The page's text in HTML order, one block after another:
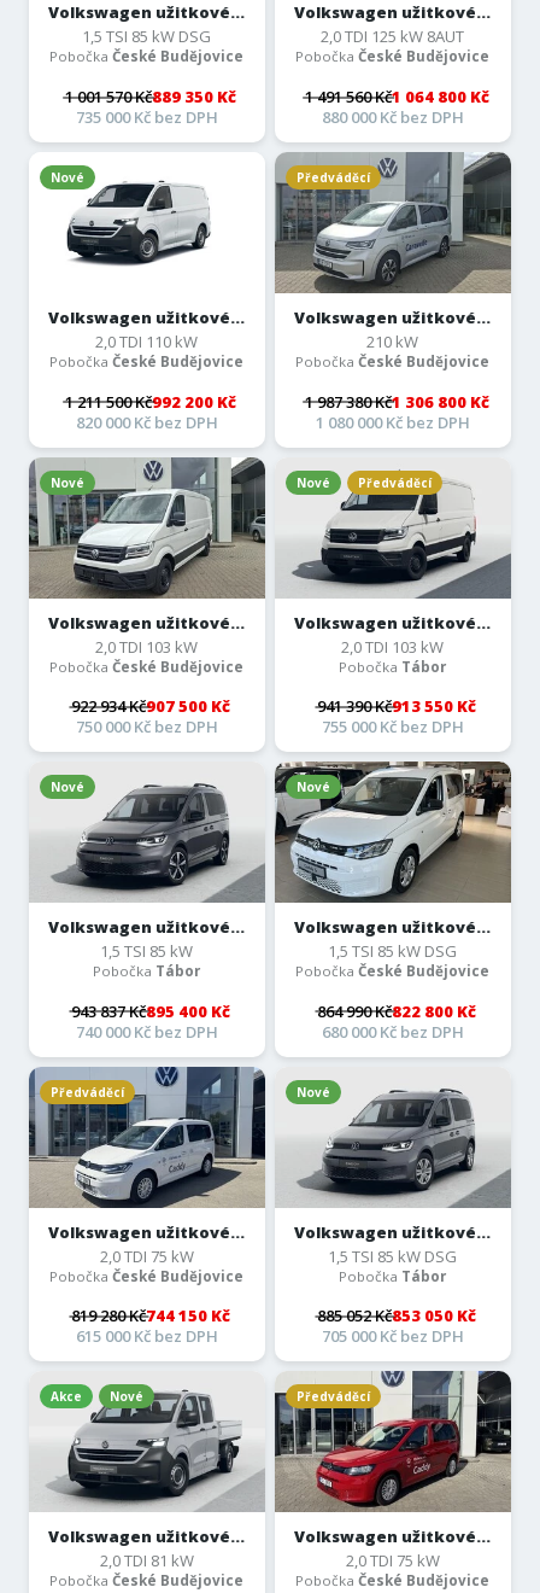
Volkswagen užitkové...
1,5 TSI 85 kW DSG
PobočkaČeské Budějovice
1 001 570 Kč889 350 Kč
735 000 Kč bez DPH
Volkswagen užitkové...
2,0 TDI 125 kW 8AUT
PobočkaČeské Budějovice
1 491 560 Kč1 064 800 Kč
880 000 Kč bez DPH
Nové
Volkswagen užitkové...
2,0 TDI 110 kW
PobočkaČeské Budějovice
1 211 500 Kč992 200 Kč
820 000 Kč bez DPH
Předváděcí
Volkswagen užitkové...
210 kW
PobočkaČeské Budějovice
1 987 380 Kč1 306 800 Kč
1 080 000 Kč bez DPH
Nové
Volkswagen užitkové...
2,0 TDI 103 kW
PobočkaČeské Budějovice
922 934 Kč907 500 Kč
750 000 Kč bez DPH
Nové Předváděcí
Volkswagen užitkové...
2,0 TDI 103 kW
Pobočka Tábor
941 390 Kč913 550 Kč
755 000 Kč bez DPH
Nové
Volkswagen užitkové...
1,5 TSI 85 kW
Pobočka Tábor
943 837 Kč895 400 Kč
740 000 Kč bez DPH
Nové
Volkswagen užitkové...
1,5 TSI 85 kW DSG
PobočkaČeské Budějovice
864 990 Kč822 800 Kč
680 000 Kč bez DPH
Předváděcí
Volkswagen užitkové...
2,0 TDI 75 kW
PobočkaČeské Budějovice
819 280 Kč744 150 Kč
615 000 Kč bez DPH
Nové
Volkswagen užitkové...
1,5 TSI 85 kW DSG
Pobočka Tábor
885 052 Kč853 050 Kč
705 000 Kč bez DPH
Akce Nové
Volkswagen užitkové...
2,0 TDI 81 kW
PobočkaČeské Budějovice
Předváděcí
Volkswagen užitkové...
2,0 TDI 75 kW
PobočkaČeské Budějovice